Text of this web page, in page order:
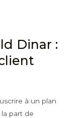
Dinar :
à un plan
part de